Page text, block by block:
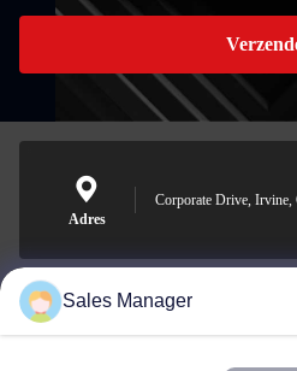
Adres
Corporate Drive, Irvine,
sales@ltcircuit.com
Sales Manager